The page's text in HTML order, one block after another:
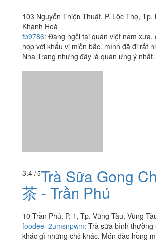
4.2 / 5Việt Nam Xưa
Restaurant
103 Nguyễn Thiện Thuật, P. Lộc Thọ, Tp.
Khánh Hoà
3.4/ 5Trà Sữa Gong